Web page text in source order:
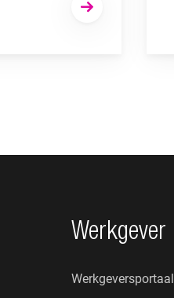
Werkgever
Werkgeversportaal